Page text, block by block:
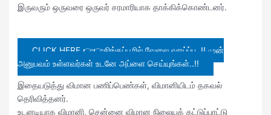
இருவரும் ஒருவரை ஒருவர் சரமாரியாக தாக்கிக்கொண்டனர்.
CLICK HERE 👉👉சிங்கப்பூரில் வேலை வாய்ப்பு..!! முன்
அனுபவம் உள்ளவர்கள் உடனே அப்ளை செய்யுங்கள்..!!
இதையடுத்து விமான பணிப்பெண்கள், விமானியிடம் தகவல்
தெரிவித்தனர்.
உடனடியாக விமானி, சென்னை விமான நிலையக் கட்டுப்பாட்டு